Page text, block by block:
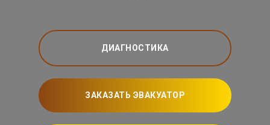
ДИАГНОСТИКА
ЗАКАЗАТЬ ЭВАКУАТОР